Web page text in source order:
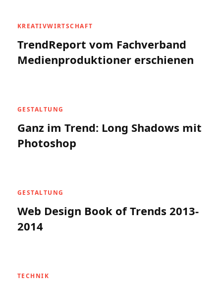
KREATIVWIRTSCHAFT
TrendReport vom Fachverband
Medienproduktioner erschienen
GESTALTUNG
Ganz im Trend: Long Shadows mit
Photoshop
GESTALTUNG
Web Design Book of Trends 2013-
2014
TECHNIK